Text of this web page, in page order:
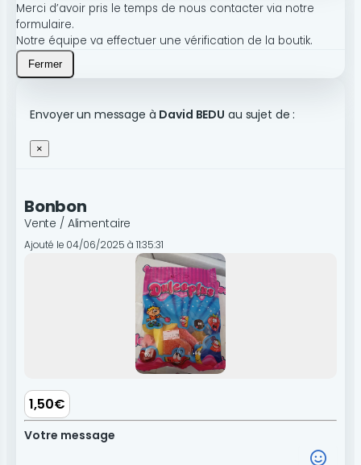
Merci d’avoir pris le temps de nous contacter via notre
formulaire.
Notre équipe va effectuer une vérification de la boutik.
Fermer
Envoyer un message à David BEDU au sujet de :
×
Bonbon
Vente / Alimentaire
Ajouté le 04/06/2025 à 11:35:31
1,50€
Votre message